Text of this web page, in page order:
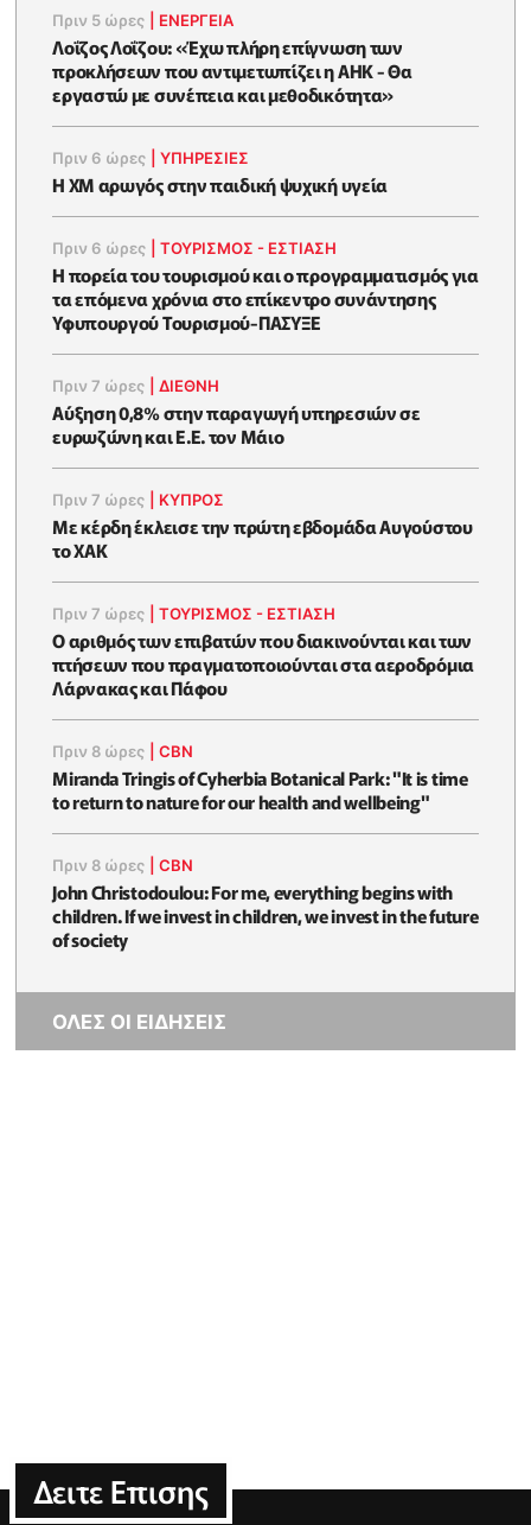
Πριν 5 ώρες ΕΝΈΡΓΕΙΑ
Λοΐζος Λοΐζου: «Έχω πλήρη επίγνωση των
προκλήσεων που αντιμετωπίζει η ΑΗΚ - Θα
εργαστώ με συνέπεια και μεθοδικότητα»
Πριν 6 ώρες |ΥΠΗΡΕΣΙΕΣ
Η XM αρωγός στην παιδική ψυχική υγεία
Πριν 6 ώρες |ΤΟΥΡΙΣΜΟΣ - ΕΣΤΙΑΣΗ
Η πορεία του τουρισμού και ο προγραμματισμός για
τα επόμενα χρόνια στο επίκεντρο συνάντησης
Υφυπουργού Τουρισμού-ΠΑΣΥΞΕ
Πριν 7 ώρες |ΔΙΕΘΝΗ
Αύξηση 0,8% στην παραγωγή υπηρεσιών σε
ευρωζώνη και Ε.Ε. τον Μάιο
Πριν 7 ώρες ΚΥΠΡΟΣ
Με κέρδη έκλεισε την πρώτη εβδομάδα Αυγούστου
το ΧΑΚ
Πριν 7 ώρες |ΤΟΥΡΙΣΜΟΣ - ΕΣΤΙΑΣΗ
Ο αριθμός των επιβατών που διακινούνται και των
πτήσεων που πραγματοποιούνται στα αεροδρόμια
Λάρνακας και Πάφου
Πριν 8 ώρες |CBN
Miranda Tringis of Cyherbia Botanical Park: "It is time
to return to nature for our health and wellbeing"
Πριν 8 ώρες |CBN
John Christodoulou: For me, everything begins with
children. If we invest in children, we invest in the future
of society
ΟΛΕΣ ΟΙ ΕΙΔΗΣΕΙΣ
Δειτε Επισης